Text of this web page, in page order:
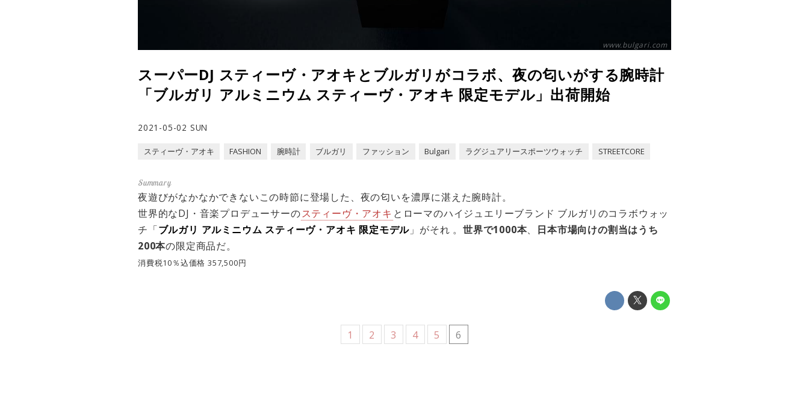
www.bulgari.com
スーパーDJ スティーヴ・アオキとブルガリがコラボ、夜の匂いがする腕時計
「ブルガリ アルミニウム スティーヴ・アオキ 限定モデル」出荷開始
2021-05-02 SUN
スティーヴ・アオキ FASHION 腕時計 ブルガリ ファッション Bulgari ラグジュアリースポーツウォッチ STREETCORE
夜遊びがなかなかできないこの時節に登場した、夜の匂いを濃厚に湛えた腕時計。
世界的なDJ・音楽プロデューサーのスティーヴ・アオキ とローマのハイジュエリーブランド ブルガリのコラボウォッ
チ「ブルガリ アルミニウム スティーヴ・アオキ 限定モデル 」がそれ 。世界で1000本、 日本市場向けの割当はうち
200本の限定商品だ。
消費税10％込価格 357,500円
1 2 3 4 5 6